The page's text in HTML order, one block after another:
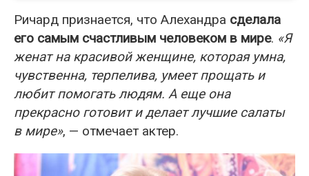
Ричард признается, что Алехандра сделала
его самым счастливым человеком в мире. «Я
женат на красивой женщине, которая умна,
чувственна, терпелива, умеет прощать и
любит помогать людям. А еще она
прекрасно готовит и делает лучшие салаты
в мире», — отмечает актер.